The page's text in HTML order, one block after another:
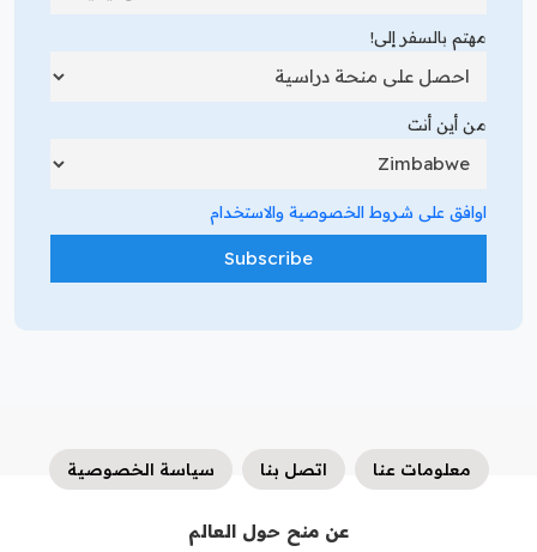
مهتم بالسفر إلى!
من أين أنت
اوافق على شروط الخصوصية والاستخدام
معلومات عنا اتصل بنا سياسة الخصوصية
عن منح حول العالم